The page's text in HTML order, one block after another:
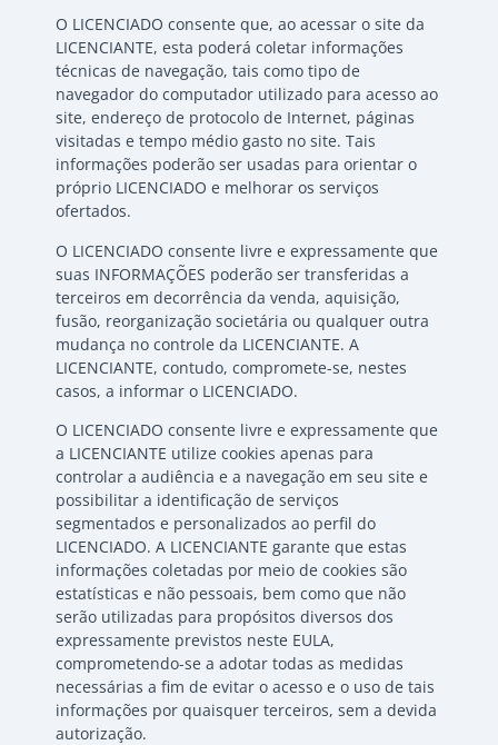
O LICENCIADO consente que, ao acessar o site da
LICENCIANTE, esta poderá coletar informações
técnicas de navegação, tais como tipo de
navegador do computador utilizado para acesso ao
site, endereço de protocolo de Internet, páginas
visitadas e tempo médio gasto no site. Tais
informações poderão ser usadas para orientar o
próprio LICENCIADO e melhorar os serviços
ofertados.
O LICENCIADO consente livre e expressamente que
suas INFORMAÇÕES poderão ser transferidas a
terceiros em decorrência da venda, aquisição,
fusão, reorganização societária ou qualquer outra
mudança no controle da LICENCIANTE. A
LICENCIANTE, contudo, compromete-se, nestes
casos, a informar o LICENCIADO.
O LICENCIADO consente livre e expressamente que
a LICENCIANTE utilize cookies apenas para
controlar a audiência e a navegação em seu site e
possibilitar a identificação de serviços
segmentados e personalizados ao perfil do
LICENCIADO. A LICENCIANTE garante que estas
informações coletadas por meio de cookies são
estatísticas e não pessoais, bem como que não
serão utilizadas para propósitos diversos dos
expressamente previstos neste EULA,
comprometendo-se a adotar todas as medidas
necessárias a fim de evitar o acesso e o uso de tais
informações por quaisquer terceiros, sem a devida
autorização.